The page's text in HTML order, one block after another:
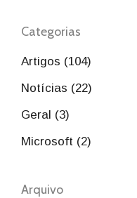
Categorias
Artigos (104)
Notícias (22)
Geral (3)
Microsoft (2)
Arquivo